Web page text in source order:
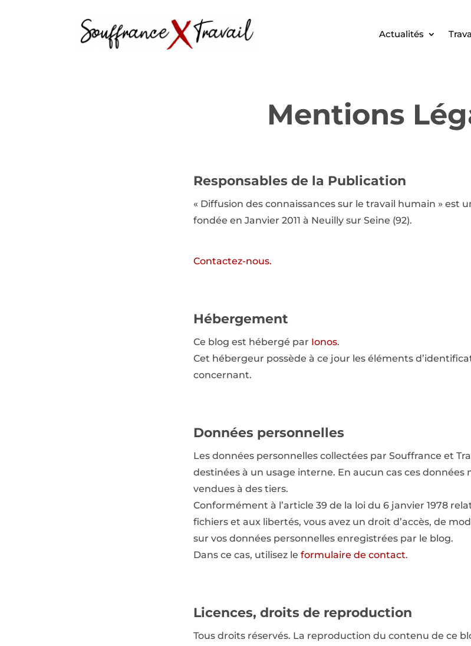
Actualités
Mentions
Responsables de la Publication
« Diffusion des connaissances sur le travail humain » est
fondée en Janvier 2011 à Neuilly sur Seine (92).
Contactez-nous.
Hébergement
Ce blog est hébergé par Ionos.
Cet hébergeur possède à ce jour les éléments
concernant.
Données personnelles
Les données personnelles collectées par Souffrance et
destinées à un usage interne. En aucun cas ces données
vendues à des tiers.
Conformément à l’article 39 de la loi du 6 janvier 1978
fichiers et aux libertés, vous avez un droit d’accès, de
sur vos données personnelles enregistrées par le blog.
Dans ce cas, utilisez le formulaire de contact.
Licences, droits de reproduction
Tous droits réservés. La reproduction du contenu de ce